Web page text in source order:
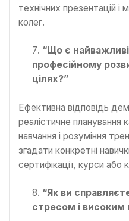
технічних презентацій
колег.
“Що є
професійному
цілях?”
Ефективна відповідь
реалістичне планування
навчання і розуміння
згадати конкретні
сертифікації, курси або
“Як ви
стресом і